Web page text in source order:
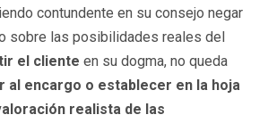
contundente en su consejo negar
sobre las posibilidades reales del
el cliente en su dogma, no queda
al encargo o establecer en la hoja
realista de las